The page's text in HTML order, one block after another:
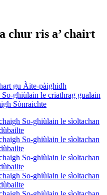
chur ris a’ chairt
gu Àite-pàighidh